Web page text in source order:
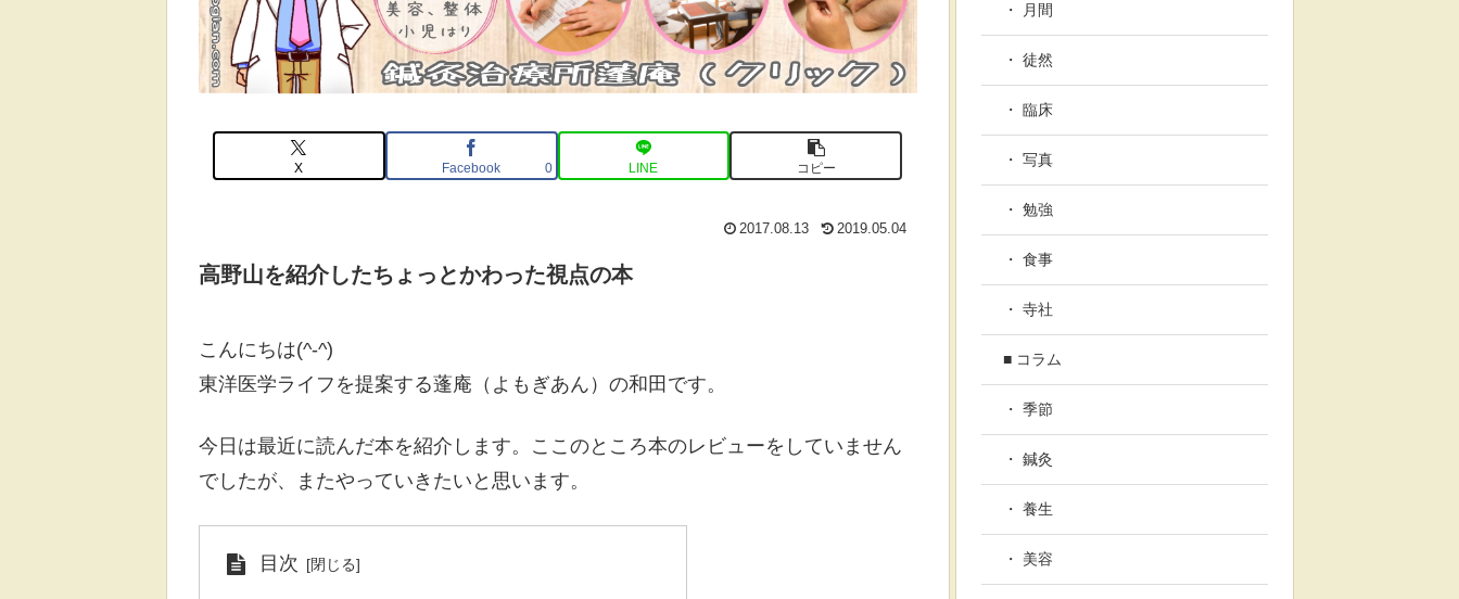
X Facebook 0 LINE コピー
2017.08.13 2019.05.04
高野山を紹介したちょっとかわった視点の本
こんにちは(^-^)
東洋医学ライフを提案する蓬庵（よもぎあん）の和田です。
今日は最近に読んだ本を紹介します。ここのところ本のレビューをしていません
でしたが、またやっていきたいと思います。
目次
・ 月間
・ 徒然
・ 臨床
・ 写真
・ 勉強
・ 食事
・ 寺社
■ コラム
・ 季節
・ 鍼灸
・ 養生
・ 美容